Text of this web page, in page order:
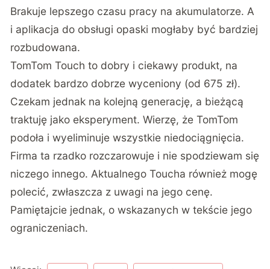
Brakuje lepszego czasu pracy na akumulatorze. A
i aplikacja do obsługi opaski mogłaby być bardziej
rozbudowana.
TomTom Touch to dobry i ciekawy produkt, na
dodatek bardzo dobrze wyceniony (od 675 zł).
Czekam jednak na kolejną generację, a bieżącą
traktuję jako eksperyment. Wierzę, że TomTom
podoła i wyeliminuje wszystkie niedociągnięcia.
Firma ta rzadko rozczarowuje i nie spodziewam się
niczego innego. Aktualnego Toucha również mogę
polecić, zwłaszcza z uwagi na jego cenę.
Pamiętajcie jednak, o wskazanych w tekście jego
ograniczeniach.